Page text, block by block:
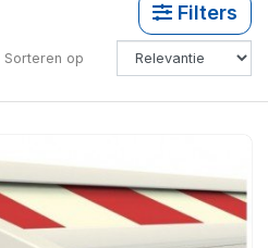
Filters
Sorteren op